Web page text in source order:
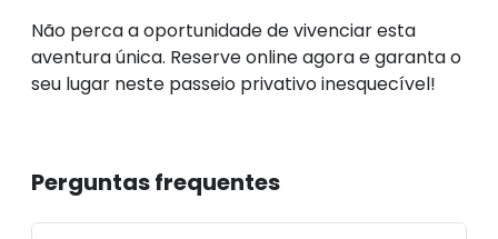
Não perca a oportunidade de vivenciar esta
aventura única. Reserve online agora e garanta o
seu lugar neste passeio privativo inesquecível!
Perguntas frequentes